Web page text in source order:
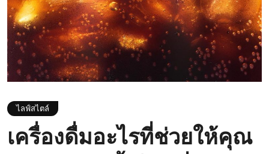
ไลฟ์สไตล์
เครื่องดื่มอะไรที่ช่วยให้คุณ